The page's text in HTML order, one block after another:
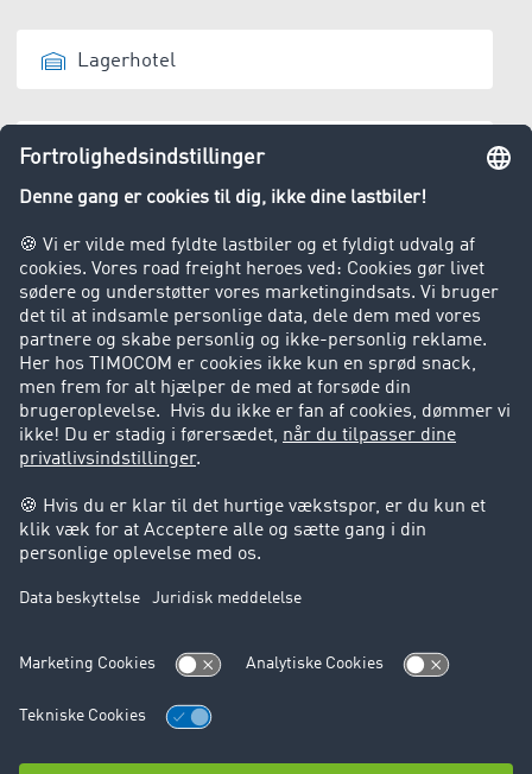
Lagerhotel
Affaldshåndteringsvirksomhed
Privatperson
+49 211 88 26 88 26
+49 211 88 26 53 00
sales.nordic@timocom.com